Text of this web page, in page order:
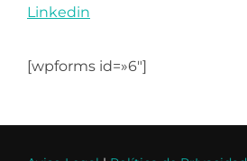
Linkedin
[wpforms id=»6″]